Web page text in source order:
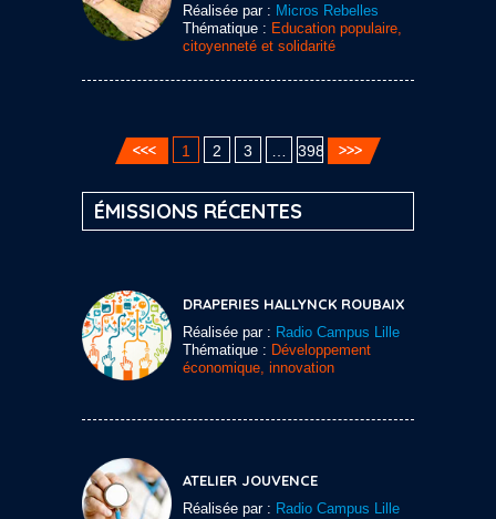
Réalisée par : Micros Rebelles
Thématique : Education populaire,
citoyenneté et solidarité
1 2 3 398
ÉMISSIONS RÉCENTES
DRAPERIES HALLYNCK ROUBAIX
Réalisée par : Radio Campus Lille
Thématique : Développement
économique, innovation
ATELIER JOUVENCE
Réalisée par : Radio Campus Lille